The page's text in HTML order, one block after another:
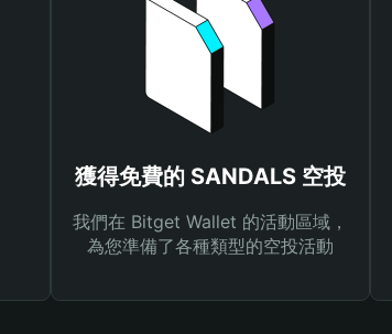
獲得免費的 SANDALS 空投
我們在 Bitget Wallet 的活動區域，
為您準備了各種類型的空投活動